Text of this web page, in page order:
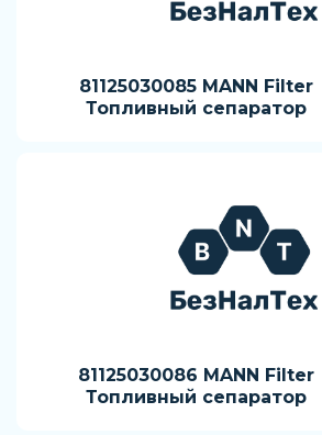
81125030085 MANN Filter
Топливный сепаратор
81125030086 MANN Filter
Топливный сепаратор